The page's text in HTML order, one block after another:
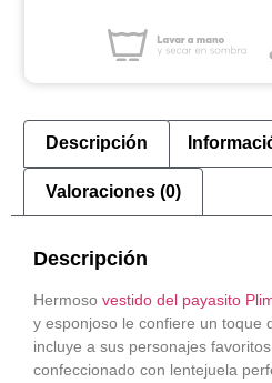
Descripción
Valoraciones (0)
Descripción
Hermoso vestido del payasito
y esponjoso le confiere un toque
incluye a sus personajes
confeccionado con lentejuela